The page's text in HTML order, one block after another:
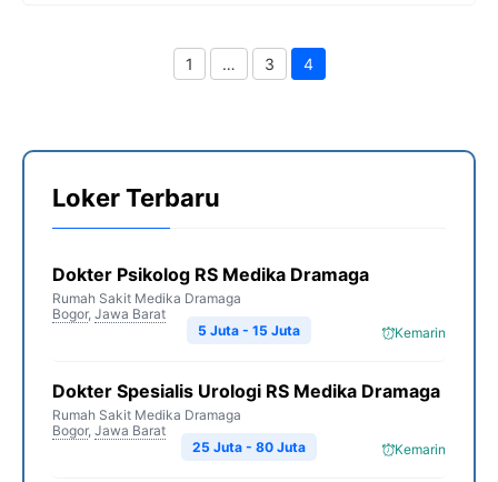
Page
1 … Page
3 4
Loker Terbaru
Dokter Psikolog RS Medika Dramaga
Rumah Sakit Medika Dramaga
Bogor, Jawa Barat
Kemarin
5 Juta - 15 Juta
Dokter Spesialis Urologi RS Medika Dramaga
Rumah Sakit Medika Dramaga
Bogor, Jawa Barat
Kemarin
25 Juta - 80 Juta